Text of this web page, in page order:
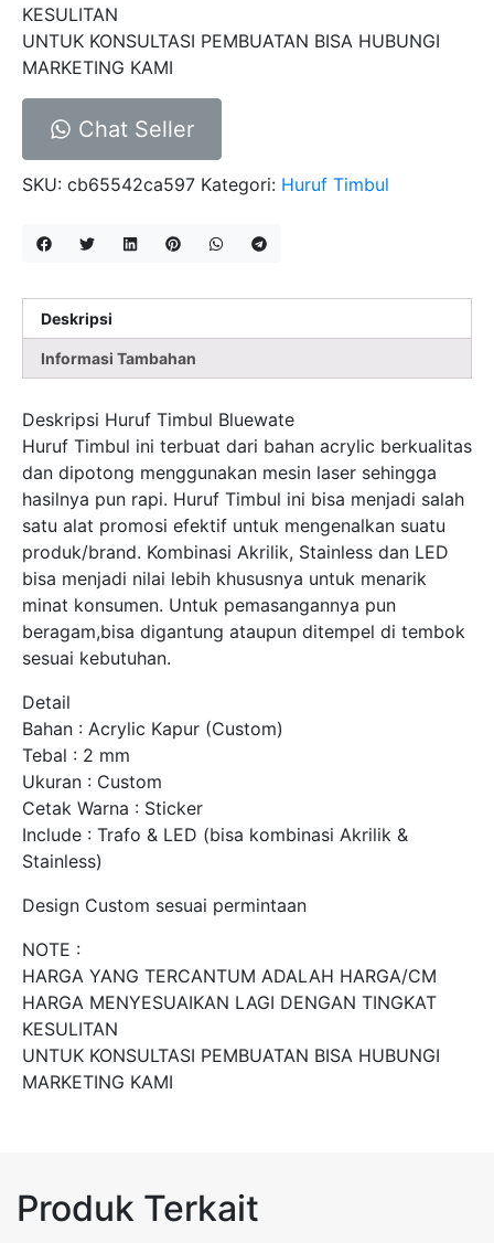
KESULITAN
UNTUK KONSULTASI PEMBUATAN BISA HUBUNGI
MARKETING KAMI
Chat Seller
SKU: cb65542ca597 Kategori: Huruf Timbul
Deskripsi
Informasi Tambahan
Deskripsi Huruf Timbul Bluewate
Huruf Timbul ini terbuat dari bahan acrylic berkualitas
dan dipotong menggunakan mesin laser sehingga
hasilnya pun rapi. Huruf Timbul ini bisa menjadi salah
satu alat promosi efektif untuk mengenalkan suatu
produk/brand. Kombinasi Akrilik, Stainless dan LED
bisa menjadi nilai lebih khususnya untuk menarik
minat konsumen. Untuk pemasangannya pun
beragam,bisa digantung ataupun ditempel di tembok
sesuai kebutuhan.
Detail
Bahan : Acrylic Kapur (Custom)
Tebal : 2 mm
Ukuran : Custom
Cetak Warna : Sticker
Include : Trafo & LED (bisa kombinasi Akrilik &
Stainless)
Design Custom sesuai permintaan
NOTE :
HARGA YANG TERCANTUM ADALAH HARGA/CM
HARGA MENYESUAIKAN LAGI DENGAN TINGKAT
KESULITAN
UNTUK KONSULTASI PEMBUATAN BISA HUBUNGI
MARKETING KAMI
Produk Terkait